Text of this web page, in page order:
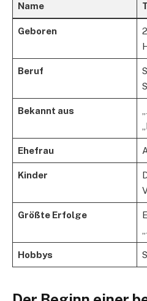
Name
Geboren
Beruf
Bekannt aus
Ehefrau
Kinder
Größte Erfolge
Hobbys